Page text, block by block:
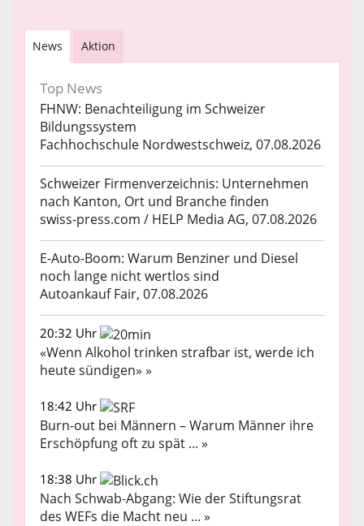
News Aktion
Top News
FHNW: Benachteiligung im Schweizer
Bildungssystem
Fachhochschule Nordwestschweiz, 07.08.2026
Schweizer Firmenverzeichnis: Unternehmen
nach Kanton, Ort und Branche finden
swiss-press.com / HELP Media AG, 07.08.2026
E-Auto-Boom: Warum Benziner und Diesel
noch lange nicht wertlos sind
Autoankauf Fair, 07.08.2026
20:32 Uhr
«Wenn Alkohol trinken strafbar ist, werde ich
heute sündigen» »
18:42 Uhr
Burn-out bei Männern – Warum Männer ihre
Erschöpfung oft zu spät ... »
18:38 Uhr
Nach Schwab-Abgang: Wie der Stiftungsrat
des WEFs die Macht neu ... »